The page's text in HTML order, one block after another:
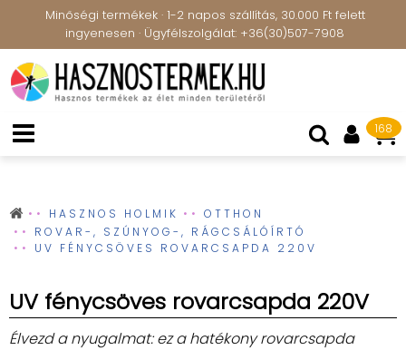
Minőségi termékek · 1-2 napos szállítás, 30.000 Ft felett
ingyenesen · Ügyfélszolgálat: +36(30)507-7908
168
HASZNOS HOLMIK
OTTHON
ROVAR-, SZÚNYOG-, RÁGCSÁLÓÍRTÓ
UV FÉNYCSÖVES ROVARCSAPDA 220V
UV fénycsöves rovarcsapda 220V
Élvezd a nyugalmat: ez a hatékony rovarcsapda